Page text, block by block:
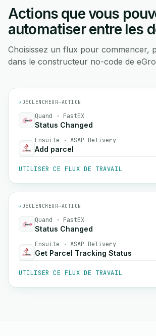
Actions que vous
automatiser entre les
Choisissez un flux pour commencer,
dans le constructeur no-code de
⚡ DÉCLENCHEUR→ACTION
Quand · FastEX
Status Changed
Ensuite · ASAP Delivery
Add parcel
UTILISER CE FLUX DE TRAVAIL
⚡ DÉCLENCHEUR→ACTION
Quand · FastEX
Status Changed
Ensuite · ASAP Delivery
Get Parcel Tracking Status
UTILISER CE FLUX DE TRAVAIL